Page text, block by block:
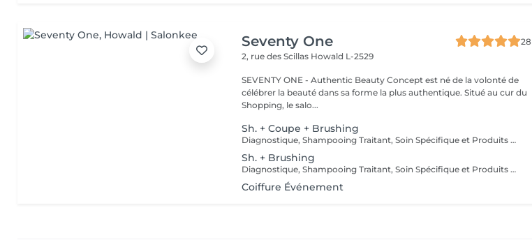
Seventy One
28
2, rue des Scillas Howald L-2529
SEVENTY ONE - Authentic Beauty Concept est né de la volonté de
célébrer la beauté dans sa forme la plus authentique. Situé au cur du
Shopping, le salo...
Sh. + Coupe + Brushing
Diagnostique, Shampooing Traitant, Soin Spécifique et Produits Coiffants inclus
Sh. + Brushing
Diagnostique, Shampooing Traitant, Soin Spécifique et Produits Coiffants inclus
Coiffure Événement